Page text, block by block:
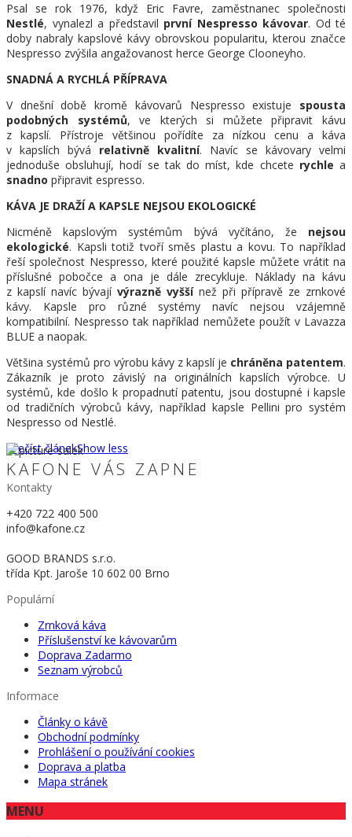
Psal se rok 1976, když Eric Favre, zaměstnanec společnosti
Nestlé, vynalezl a představil první Nespresso kávovar. Od té
doby nabraly kapslové kávy obrovskou popularitu, kterou značce
Nespresso zvýšila angažovanost herce George Clooneyho.
SNADNÁ A RYCHLÁ PŘÍPRAVA
V dnešní době kromě kávovarů Nespresso existuje spousta
podobných systémů, ve kterých si můžete připravit kávu
z kapslí. Přístroje většinou pořídíte za nízkou cenu a káva
v kapslích bývá relativně kvalitní. Navíc se kávovary velmi
jednoduše obsluhují, hodí se tak do míst, kde chcete rychle a
snadno připravit espresso.
KÁVA JE DRAŽÍ A KAPSLE NEJSOU EKOLOGICKÉ
Nicméně kapslovým systémům bývá vyčítáno, že nejsou
ekologické. Kapsli totiž tvoří směs plastu a kovu. To například
řeší společnost Nespresso, které použité kapsle můžete vrátit na
příslušné pobočce a ona je dále zrecykluje. Náklady na kávu
z kapslí navíc bývají výrazně vyššínež při přípravě ze zrnkové
kávy. Kapsle pro různé systémy navíc nejsou vzájemně
kompatibilní. Nespresso tak například nemůžete použít v Lavazza
BLUE a naopak.
Většina systémů pro výrobu kávy z kapslí je chráněna patentem.
Zákazník je proto závislý na originálních kapslích výrobce. U
systémů, kde došlo k propadnutí patentu, jsou dostupné i kapsle
od tradičních výrobců kávy, například kapsle Pellini pro systém
Nespresso od Nestlé.
Přečíst článekShow less
KAFONE VÁS ZAPNE
Kontakty
+420 722 400 500
info@kafone.cz
GOOD BRANDS s.r.o.
třída Kpt. Jaroše 10 602 00 Brno
Populární
Zrnková káva
Příslušenství ke kávovarům
Doprava Zadarmo
Seznam výrobců
Informace
Články o kávě
Obchodní podmínky
Prohlášení o používání cookies
Doprava a platba
Mapa stránek
MENU